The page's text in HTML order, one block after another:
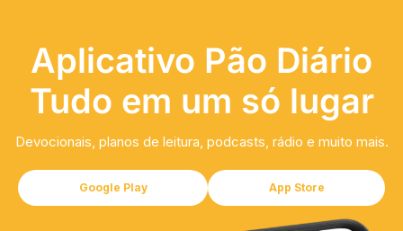
Aplicativo Pão Diário
Tudo em um só lugar
Devocionais, planos de leitura, podcasts, rádio e muito mais.
Google Play App Store